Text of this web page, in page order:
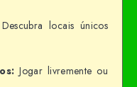
locais únicos
Jogar livremente ou